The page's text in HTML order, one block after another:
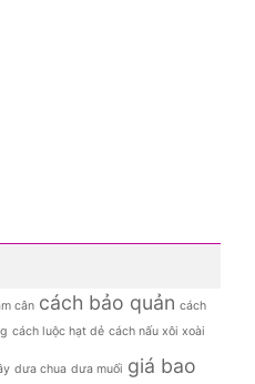
cân cách bảo quản cách
cách luộc hạt dẻ cách nấu xôi xoài
dưa chua dưa muối giá bao